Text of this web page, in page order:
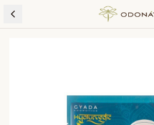
Skip to content